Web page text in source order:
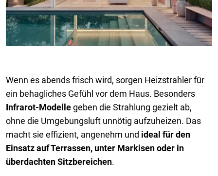
Wenn es abends frisch wird, sorgen Heizstrahler für
ein behagliches Gefühl vor dem Haus. Besonders
Infrarot-Modellegeben die Strahlung gezielt ab,
ohne die Umgebungsluft unnötig aufzuheizen. Das
macht sie effizient, angenehm und ideal für den
Einsatz auf Terrassen, unter Markisen oder in
überdachten Sitzbereichen.